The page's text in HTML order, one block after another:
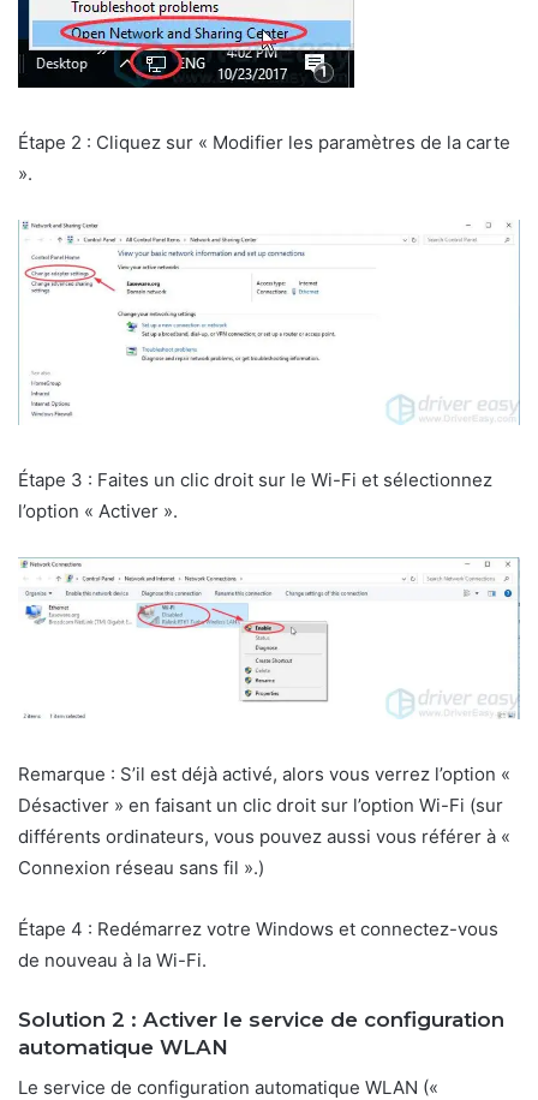
Étape 2 : Cliquez sur « Modifier les paramètres de la carte
».
Étape 3 : Faites un clic droit sur le Wi-Fi et sélectionnez
l’option « Activer ».
Remarque : S’il est déjà activé, alors vous verrez l’option «
Désactiver » en faisant un clic droit sur l’option Wi-Fi (sur
différents ordinateurs, vous pouvez aussi vous référer à «
Connexion réseau sans fil ».)
Étape 4 : Redémarrez votre Windows et connectez-vous
de nouveau à la Wi-Fi.
Solution 2 : Activer le service de configuration
automatique WLAN
Le service de configuration automatique WLAN («